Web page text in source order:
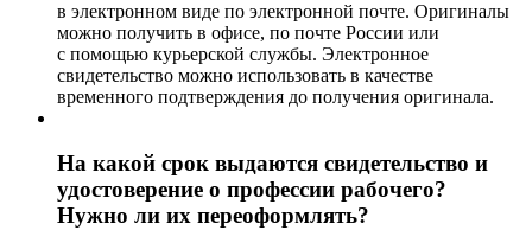
в электронном виде по электронной почте. Оригиналы
можно получить в офисе, по почте России или
с помощью курьерской службы. Электронное
свидетельство можно использовать в качестве
временного подтверждения до получения оригинала.
На какой срок выдаются свидетельство и
удостоверение о профессии рабочего?
Нужно ли их переоформлять?